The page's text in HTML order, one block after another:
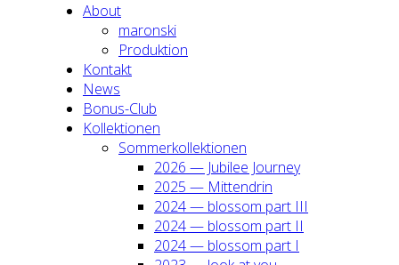
About
maron­ski
Pro­duk­ti­on
Kon­takt
News
Bonus-Club
Kol­lek­tio­nen
Som­mer­kol­lek­tio­nen
2026 — Jubi­lee Jour­ney
2025 — Mit­ten­drin
2024 — blos­som part III
2024 — blos­som part II
2024 — blos­som part I